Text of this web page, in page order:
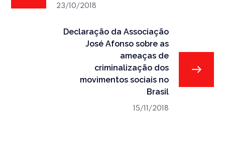
23/10/2018
Declaração da Associação
José Afonso sobre as
ameaças de
criminalização dos
movimentos sociais no
Brasil
15/11/2018